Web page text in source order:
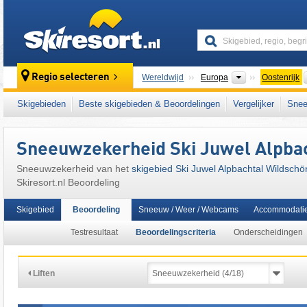
Regio selecteren Wereldwijd Europa Continenten
Oostenrijk
Wereldwijd Europa Continenten
Oostenrijk
West-Europa, Midden-Europa Europese
Skigebieden Beste skigebieden & Beoordelingen Vergelijker
Sneeuwzekerheid Ski Juwel
Sneeuwzekerheid van het skigebied Ski Juwel Alpbachtal
Skiresort.nl Beoordeling
Skigebied Beoordeling
Testresultaat Beoordelingscriteria Onderscheidingen
Sneeuw / Weer / Webcams
Liften